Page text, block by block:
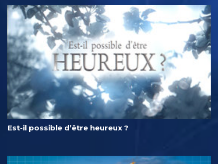
Est-il possible d’être heureux ?